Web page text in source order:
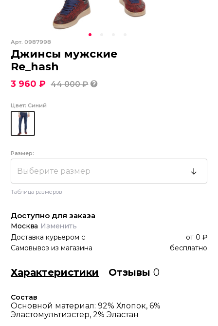
Арт.0987998
Джинсы мужские
Re_hash
3 960 ₽ 44 000 ₽
Цвет: Синий
Размер:
Выберите размер
Таблица размеров
Доступно для заказа
Москва Изменить
Доставка курьером с от 0 ₽
Самовывоз из магазина
бесплатно
Характеристики Отзывы0
Состав
Основной материал: 92% Хлопок, 6%
Эластомультиэстер, 2% Эластан